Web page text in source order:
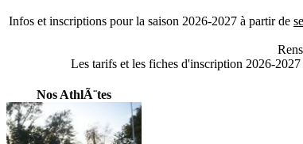
Infos et inscriptions pour la saison 2026-2027 à partir de
Les tarifs et les fiches d'inscription 2026-
Nos AthlÃ¨tes